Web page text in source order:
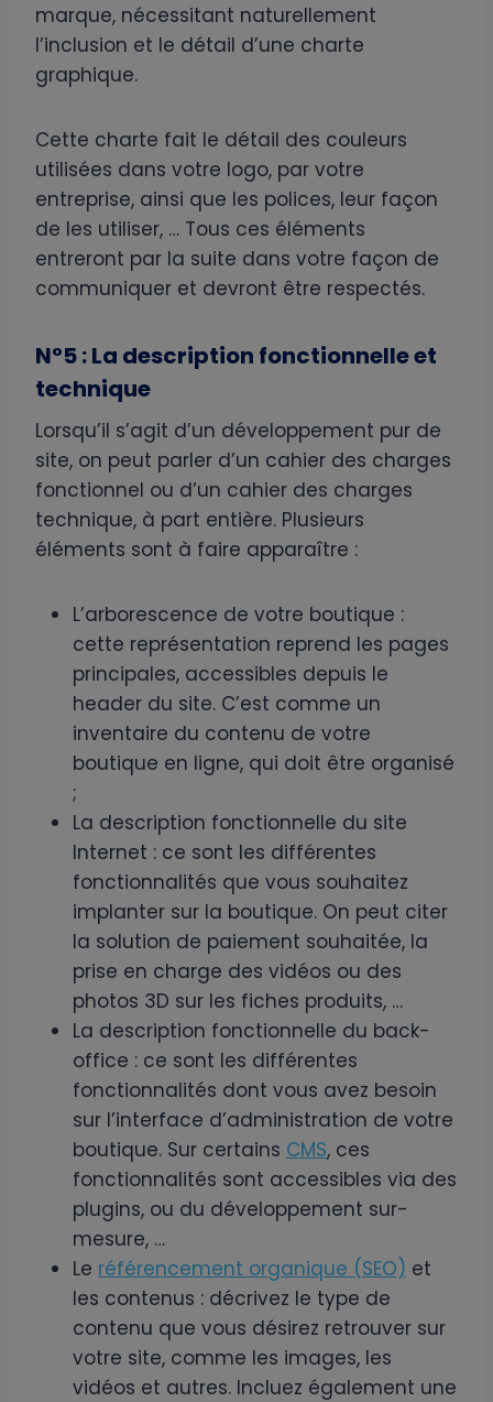
marque, nécessitant naturellement
l’inclusion et le détail d’une charte
graphique.
Cette charte fait le détail des couleurs
utilisées dans votre logo, par votre
entreprise, ainsi que les polices, leur façon
de les utiliser, … Tous ces éléments
entreront par la suite dans votre façon de
communiquer et devront être respectés.
N°5 : La description fonctionnelle et
technique
Lorsqu’il s’agit d’un développement pur de
site, on peut parler d’un cahier des charges
fonctionnel ou d’un cahier des charges
technique, à part entière. Plusieurs
éléments sont à faire apparaître :
L’arborescence de votre boutique :
cette représentation reprend les pages
principales, accessibles depuis le
header du site. C’est comme un
inventaire du contenu de votre
boutique en ligne, qui doit être organisé
;
La description fonctionnelle du site
Internet : ce sont les différentes
fonctionnalités que vous souhaitez
implanter sur la boutique. On peut citer
la solution de paiement souhaitée, la
prise en charge des vidéos ou des
photos 3D sur les fiches produits, …
La description fonctionnelle du back-
office : ce sont les différentes
fonctionnalités dont vous avez besoin
sur l’interface d’administration de votre
boutique. Sur certains CMS, ces
fonctionnalités sont accessibles via des
plugins, ou du développement sur-
mesure, …
Le référencement organique (SEO) et
les contenus : décrivez le type de
contenu que vous désirez retrouver sur
votre site, comme les images, les
vidéos et autres. Incluez également une